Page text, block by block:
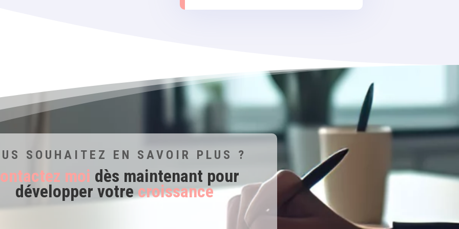
SOUHAITEZ EN SAVOIR PLUS ?
moi dès maintenant pour
développer votrecroissance